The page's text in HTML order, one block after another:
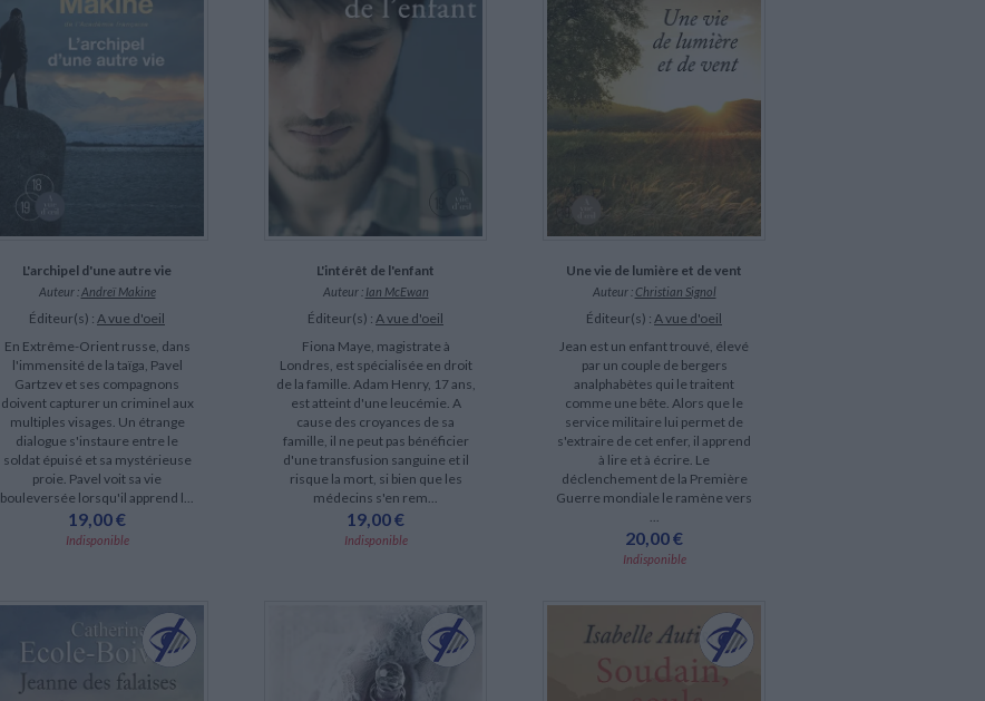
L'archipel d'une autre vie
Auteur : Andreï Makine
Éditeur(s) : A vue d'oeil
En Extrême-Orient russe, dans
l'immensité de la taïga, Pavel
Gartzev et ses compagnons
doivent capturer un criminel aux
multiples visages. Un étrange
dialogue s'instaure entre le
soldat épuisé et sa mystérieuse
proie. Pavel voit sa vie
bouleversée lorsqu'il apprend l...
19,00 €
Indisponible
L'intérêt de l'enfant
Auteur : Ian McEwan
Éditeur(s) : A vue d'oeil
Fiona Maye, magistrate à
Londres, est spécialisée en droit
de la famille. Adam Henry, 17 ans,
est atteint d'une leucémie. A
cause des croyances de sa
famille, il ne peut pas bénéficier
d'une transfusion sanguine et il
risque la mort, si bien que les
médecins s'en rem...
19,00 €
Indisponible
Une vie de lumière et de vent
Auteur : Christian Signol
Éditeur(s) : A vue d'oeil
Jean est un enfant trouvé, élevé
par un couple de bergers
analphabètes qui le traitent
comme une bête. Alors que le
service militaire lui permet de
s'extraire de cet enfer, il apprend
à lire et à écrire. Le
déclenchement de la Première
Guerre mondiale le ramène vers
20,00 €
Indisponible